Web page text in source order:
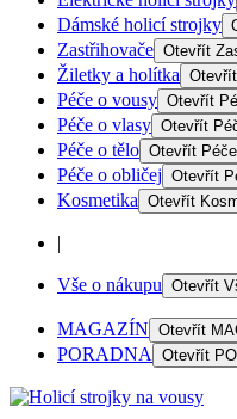
Dámské holicí strojky
Zastřihovače Otevřít
Žiletky a holítka Otevřít
Péče o vousy Otevřít
Péče o vlasy Otevřít
Péče o tělo Otevřít
Péče o obličej Otevřít
Kosmetika Otevřít
|
Vše o nákupu Otevřít
MAGAZÍN Otevřít
PORADNA Otevřít